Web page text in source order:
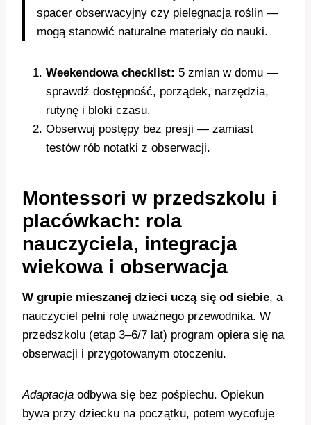
spacer obserwacyjny czy pielęgnacja roślin —
mogą stanowić naturalne materiały do nauki.
Weekendowa checklist: 5 zmian w domu —
sprawdź dostępność, porządek, narzędzia,
rutynę i bloki czasu.
Obserwuj postępy bez presji — zamiast
testów rób notatki z obserwacji.
Montessori w przedszkolu i
placówkach: rola
nauczyciela, integracja
wiekowa i obserwacja
W grupie mieszanej dzieci uczą się od siebie, a
nauczyciel pełni rolę uważnego przewodnika. W
przedszkolu (etap 3–6/7 lat) program opiera się na
obserwacji i przygotowanym otoczeniu.
Adaptacja odbywa się bez pośpiechu. Opiekun
bywa przy dziecku na początku, potem wycofuje